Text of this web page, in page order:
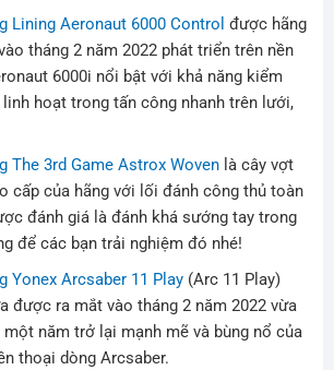
Lining Aeronaut 6000 Control được hãng
tháng 2 năm 2022 phát triển trên nền
6000i nổi bật với khả năng kiểm
hoạt trong tấn công nhanh trên lưới,
The 3rd Game Astrox Woven là cây vợt
cấp của hãng với lối đánh công thủ toàn
đánh giá là đánh khá sướng tay trong
để các bạn trải nghiệm đó nhé!
Yonex Arcsaber 11 Play (Arc 11 Play)
được ra mắt vào tháng 2 năm 2022 vừa
một năm trở lại mạnh mẽ và bùng nổ của
thoại dòng Arcsaber.